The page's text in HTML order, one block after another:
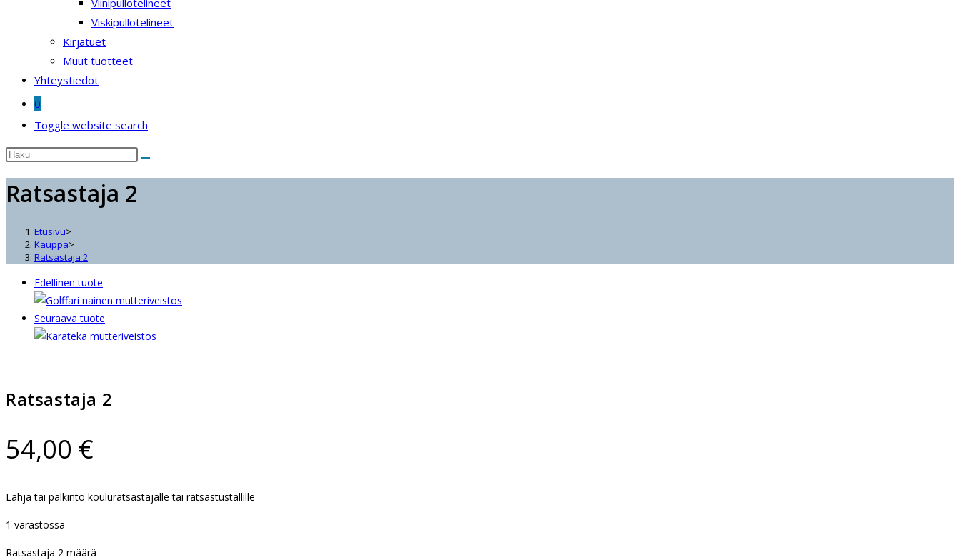
Viinipullotelineet
Viskipullotelineet
Kirjatuet
Muut tuotteet
Yhteystiedot
0
Toggle website search
Ratsastaja 2
Etusivu>
Kauppa>
Ratsastaja 2
Edellinen tuote
Seuraava tuote
Ratsastaja 2
54,00 €
Lahja tai palkinto kouluratsastajalle tai ratsastustallille
1 varastossa
Ratsastaja 2 määrä